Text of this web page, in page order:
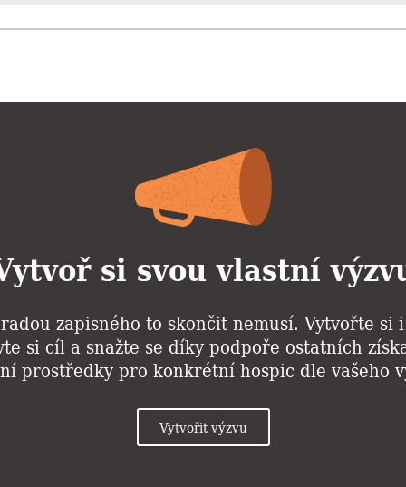
si svou vlastní
zapisného to skončit nemusí. Vytvořte si
si cíl a snažte se díky podpoře ostatních
prostředky pro konkrétní hospic dle vašeho
Vytvořit výzvu